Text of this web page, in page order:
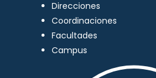
Direcciones
Coordinaciones
Facultades
Campus